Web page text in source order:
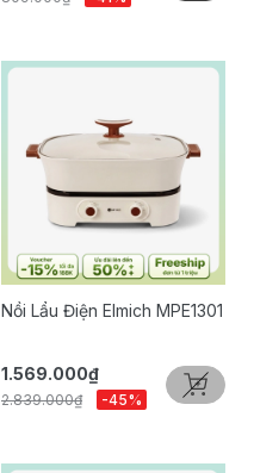
Nồi Lẩu Điện Elmich MPE1301
1.569.000₫
2.839.000₫ -45%